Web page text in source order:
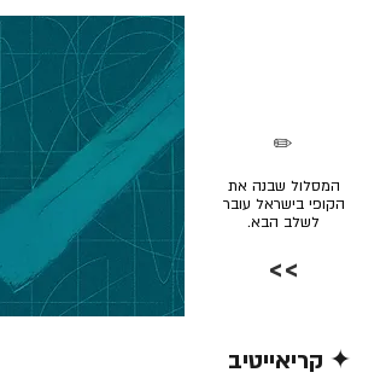
המסלול שבנה את
הקופי בישראל עובר
לשלב הבא.
✏️
>>
✦ קריאייטיב